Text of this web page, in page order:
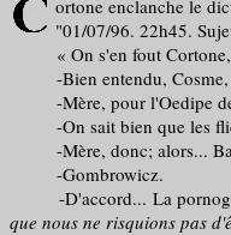
ortone enclanche le
"01/07/96. 22h45.
« On s'en fout Cortone,
-Bien entendu, Cosme,
-Mère, pour l'Oedipe de
-On sait bien que les flics
-Mère, donc; alors...
-Gombrowicz.
-D'accord... La
que nous ne risquions pas